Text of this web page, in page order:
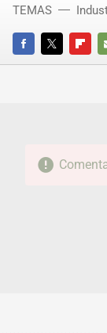
FACEBOOKTWITTER
TEMAS